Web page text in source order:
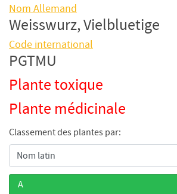
Classement des plantes par:
A
Nom Allemand
Weisswurz, Vielbluetige
Code international
PGTMU
Plante toxique
Plante médicinale